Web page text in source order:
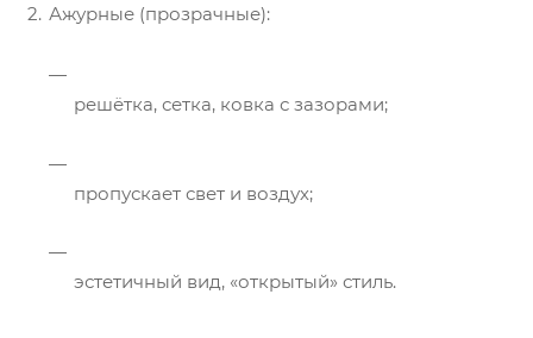
Ажурные (прозрачные):
решётка, сетка, ковка с зазорами;
пропускает свет и воздух;
эстетичный вид, «открытый» стиль.